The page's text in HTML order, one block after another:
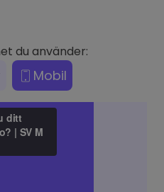
du använder:
Mobil